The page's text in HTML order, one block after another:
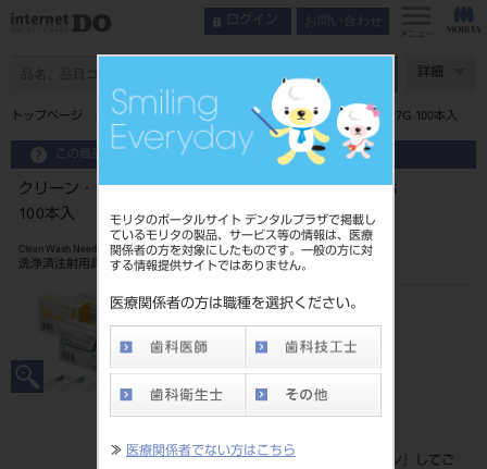
モリタのポータルサイト デンタルプラザで掲載し
ているモリタの製品、サービス等の情報は、医療
関係者の方を対象にしたものです。一般の方に対
する情報提供サイトではありません。
医療関係者の方は職種を選択ください。
≫ 医療関係者でない方はこちら
ログイン お問い合わせ
メニュー
詳細
トップページ クリーン・ウォッシングニードル ハードタイプ 27G 100本入
この商品に関するお問い合わせ
クリーン・ウォッシングニードル ハードタイプ 27G
100本入
Clean Wash Needle
洗浄済注射用具
品目コード
205150036
JAN/EANコード
4987458003684
標準価格
価格の確認は『
ログイン
』してご